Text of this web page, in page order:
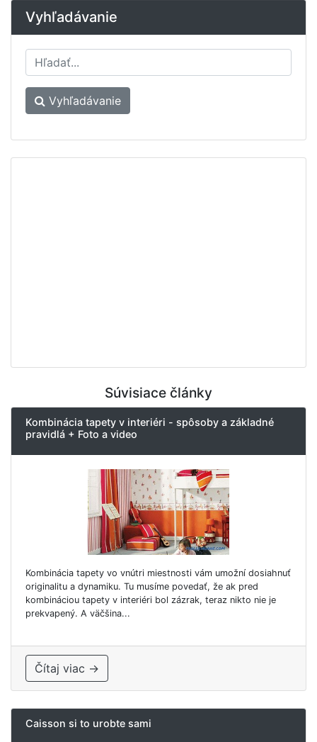
Vyhľadávanie
Vyhľadávanie
Súvisiace články
Kombinácia tapety v interiéri - spôsoby a základné
pravidlá + Foto a video
Kombinácia tapety vo vnútri miestnosti vám umožní dosiahnuť
originalitu a dynamiku. Tu musíme povedať, že ak pred
kombináciou tapety v interiéri bol zázrak, teraz nikto nie je
prekvapený. A väčšina...
Čítaj viac →
Caisson si to urobte sami